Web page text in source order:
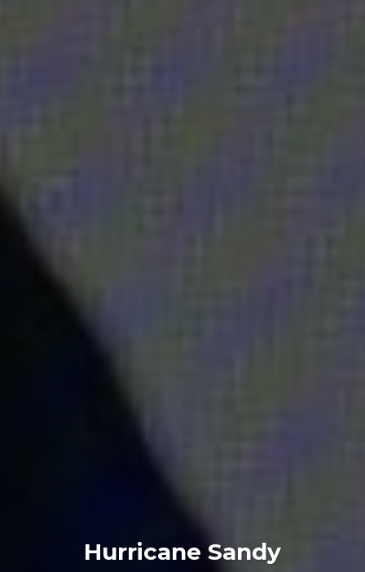
Hurricane Sandy